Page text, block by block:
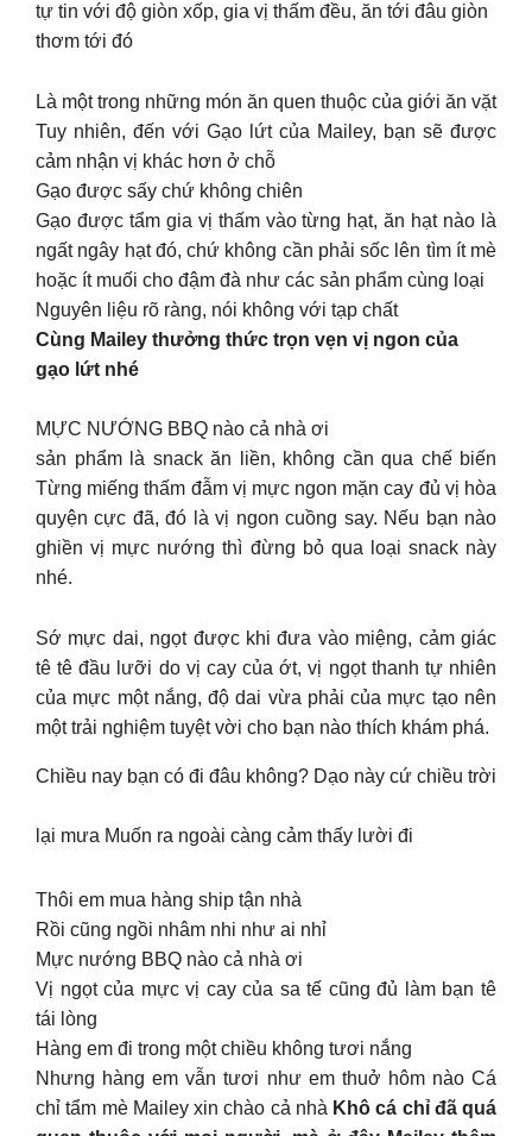
tự tin với độ giòn xốp, gia vị thấm đều, ăn tới đâu giòn
thơm tới đó
Là một trong những món ăn quen thuộc của giới ăn vặt
Tuy nhiên, đến với Gạo lứt của Mailey, bạn sẽ được
cảm nhận vị khác hơn ở chỗ
Gạo được sấy chứ không chiên
Gạo được tẩm gia vị thấm vào từng hạt, ăn hạt nào là
ngất ngây hạt đó, chứ không cần phải sốc lên tìm ít mè
hoặc ít muối cho đậm đà như các sản phẩm cùng loại
Nguyên liệu rõ ràng, nói không với tạp chất
Cùng Mailey thưởng thức trọn vẹn vị ngon của
gạo lứt nhé
MỰC NƯỚNG BBQ nào cả nhà ơi
sản phẩm là snack ăn liền, không cần qua chế biến
Từng miếng thấm đẫm vị mực ngon mặn cay đủ vị hòa
quyện cực đã, đó là vị ngon cuồng say. Nếu bạn nào
ghiền vị mực nướng thì đừng bỏ qua loại snack này
nhé.
Sớ mực dai, ngọt được khi đưa vào miệng, cảm giác
tê tê đầu lưỡi do vị cay của ớt, vị ngọt thanh tự nhiên
của mực một nắng, độ dai vừa phải của mực tạo nên
một trải nghiệm tuyệt vời cho bạn nào thích khám phá.
Chiều nay bạn có đi đâu không? Dạo này cứ chiều trời
lại mưa Muốn ra ngoài càng cảm thấy lười đi
Thôi em mua hàng ship tận nhà
Rồi cũng ngồi nhâm nhi như ai nhỉ
Mực nướng BBQ nào cả nhà ơi
Vị ngọt của mực vị cay của sa tế cũng đủ làm bạn tê
tái lòng
Hàng em đi trong một chiều không tươi nắng
Nhưng hàng em vẫn tươi như em thuở hôm nào Cá
chỉ tẩm mè Mailey xin chào cả nhà Khô cá chỉ đã quá